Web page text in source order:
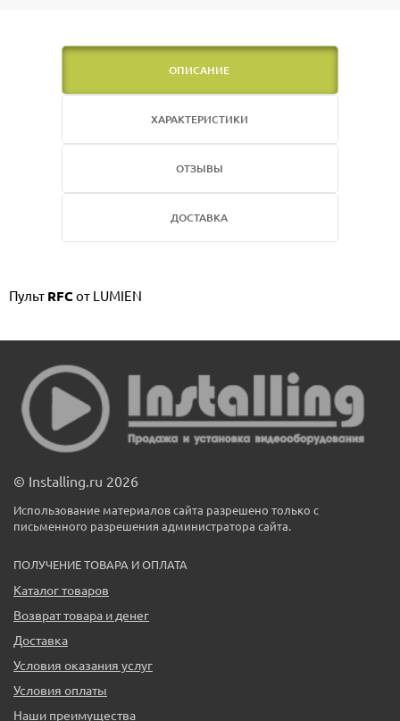
ОПИСАНИЕ
ХАРАКТЕРИСТИКИ
ОТЗЫВЫ
ДОСТАВКА
Пульт RFCот LUMIEN
© Installing.ru 2026
Использование материалов сайта разрешено только с
письменного разрешения администратора сайта.
ПОЛУЧЕНИЕ ТОВАРА И ОПЛАТА
Каталог товаров
Возврат товара и денег
Доставка
Условия оказания услуг
Условия оплаты
Наши преимущества